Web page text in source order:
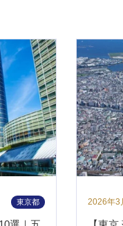
東京都 2026年3